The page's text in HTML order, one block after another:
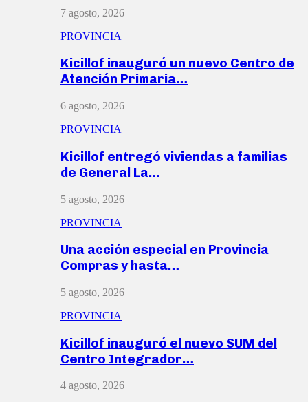
7 agosto, 2026
PROVINCIA
Kicillof inauguró un nuevo Centro de
Atención Primaria…
6 agosto, 2026
PROVINCIA
Kicillof entregó viviendas a familias
de General La…
5 agosto, 2026
PROVINCIA
Una acción especial en Provincia
Compras y hasta…
5 agosto, 2026
PROVINCIA
Kicillof inauguró el nuevo SUM del
Centro Integrador…
4 agosto, 2026